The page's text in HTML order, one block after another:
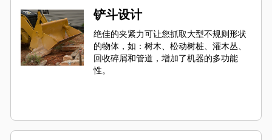
铲斗设计
绝佳的夹紧力可让您抓取大型不规则形状
的物体，如：树木、松动树桩、灌木丛、
回收碎屑和管道，增加了机器的多功能
性。